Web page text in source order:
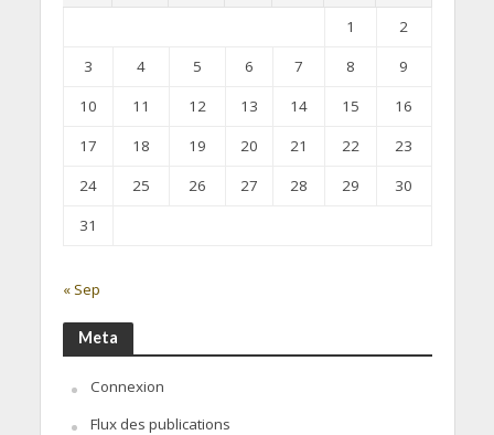
1
2
3
4 5 6 7 8
9
10
11 12 13 14 15
16
17
18 19 20 21 22
23
24
25 26 27 28 29
30
31
« Sep
Meta
Connexion
Flux des publications